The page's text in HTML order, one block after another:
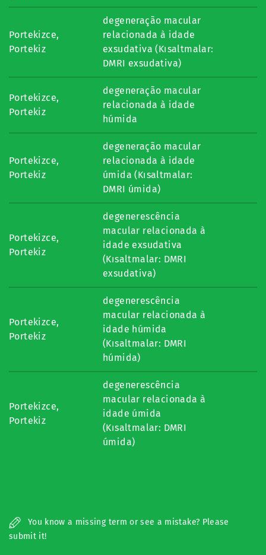
Portekizce,
Portekiz
degeneração macular
relacionada à idade
exsudativa (Kısaltmalar:
DMRI exsudativa)
Portekizce,
Portekiz
degeneração macular
relacionada à idade
húmida
Portekizce,
Portekiz
degeneração macular
relacionada à idade
úmida (Kısaltmalar:
DMRI úmida)
Portekizce,
Portekiz
degenerescência
macular relacionada à
idade exsudativa
(Kısaltmalar: DMRI
exsudativa)
Portekizce,
Portekiz
degenerescência
macular relacionada à
idade húmida
(Kısaltmalar: DMRI
húmida)
Portekizce,
Portekiz
degenerescência
macular relacionada à
idade úmida
(Kısaltmalar: DMRI
úmida)
You know a missing term or see a mistake? Please
submit it!